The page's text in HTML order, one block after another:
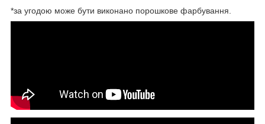
*за угодою може бути виконано порошкове фарбування.